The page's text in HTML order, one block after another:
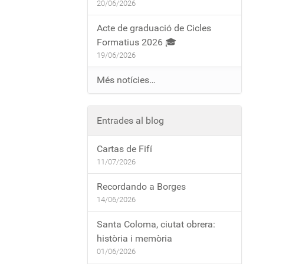
20/06/2026
Acte de graduació de Cicles
Formatius 2026 🎓
19/06/2026
Més notícies…
Entrades al blog
Cartas de Fifí
11/07/2026
Recordando a Borges
14/06/2026
Santa Coloma, ciutat obrera:
història i memòria
01/06/2026